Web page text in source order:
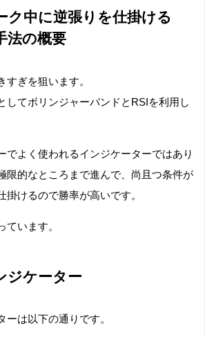
ク中に逆張りを仕掛ける
法の概要
すぎを狙います。
してボリンジャーバンドとRSIを利用し
でよく使われるインジケーターではあり
限的なところまで進んで、尚且つ条件が
掛けるので勝率が高いです。
ています。
ジケーター
ーは以下の通りです。